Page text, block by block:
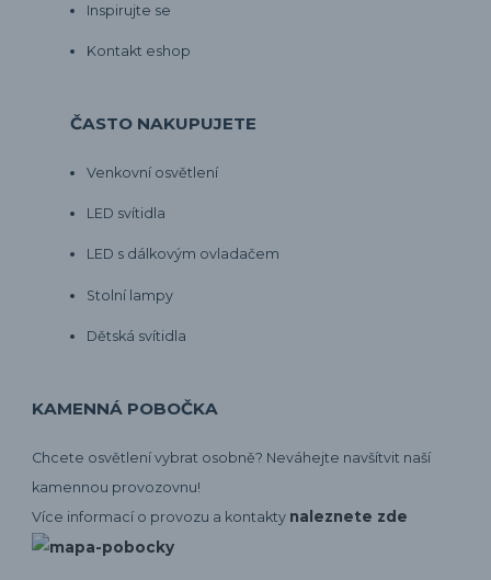
Inspirujte se
Kontakt eshop
ČASTO NAKUPUJETE
Venkovní osvětlení
LED svítidla
LED s dálkovým ovladačem
Stolní lampy
Dětská svítidla
KAMENNÁ POBOČKA
Chcete osvětlení vybrat osobně? Neváhejte navšítvit naší
kamennou provozovnu!
Více informací o provozu a kontakty naleznete zde